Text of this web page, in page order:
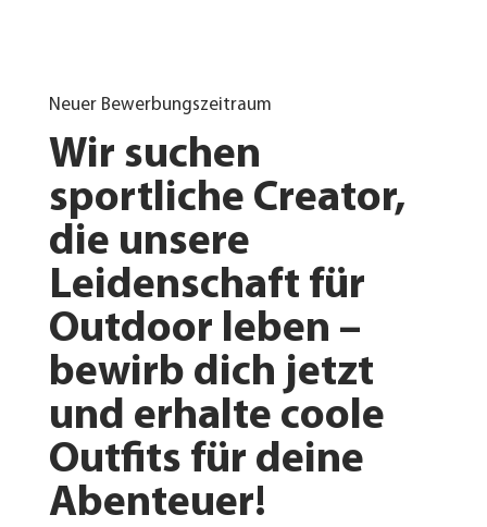
Wir suchen
sportliche Creator,
die unsere
Leidenschaft für
Outdoor leben –
bewirb dich jetzt
und erhalte coole
Outfits für deine
Abenteuer!
Neuer Bewerbungszeitraum